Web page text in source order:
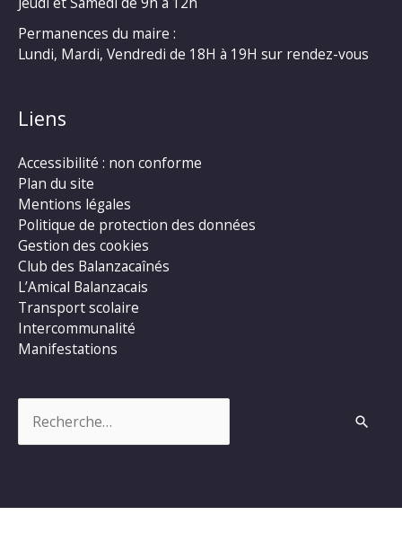
Permanences du maire :
Lundi, Mardi, Vendredi de 18H à 19H sur rendez-vous
Liens
Accessibilité : non conforme
Plan du site
Mentions légales
Politique de protection des données
Gestion des cookies
Club des Balanzacaînés
L’Amical Balanzacais
Transport scolaire
Intercommunalité
Manifestations